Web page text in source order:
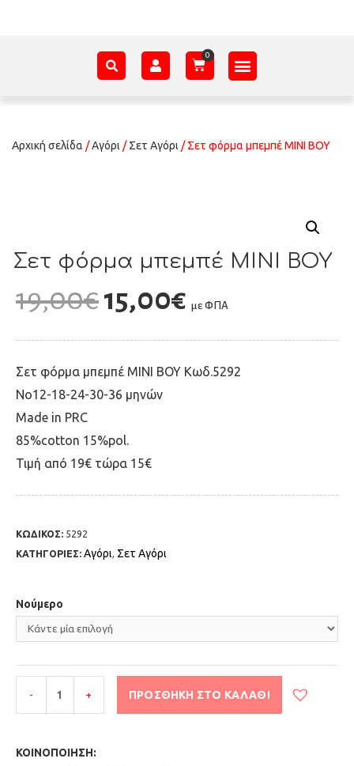
Αρχική σελίδα /Αγόρι /Σετ Αγόρι / Σετ φόρμα μπεμπέ MINI BOY
Σετ φόρμα μπεμπέ MINI BOY
19,00€15,00€ με ΦΠΑ
Σετ φόρμα μπεμπέ MINI BOY Kωδ.5292
Νο12-18-24-30-36 μηνών
Μade in PRC
85%cotton 15%pol.
Τιμή από 19€ τώρα 15€
ΚΩΔΙΚΟΣ: 5292
ΚΑΤΗΓΟΡΙΕΣ: Αγόρι, Σετ Αγόρι
Νούμερο
- + ΠΡΟΣΘΉΚΗ ΣΤΟ ΚΑΛΆΘΙ
ΚΟΙΝΟΠΟΊΗΣΗ: